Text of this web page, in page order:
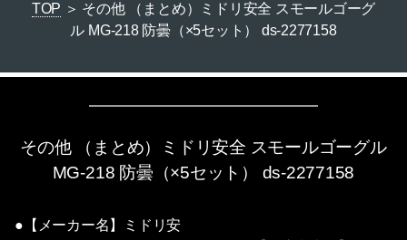
TOP ＞ その他 （まとめ）ミドリ安全 スモールゴーグ
ル MG-218 防曇（×5セット） ds-2277158
その他 （まとめ）ミドリ安全 スモールゴーグル
MG-218 防曇（×5セット） ds-2277158
●【メーカー名】ミドリ安